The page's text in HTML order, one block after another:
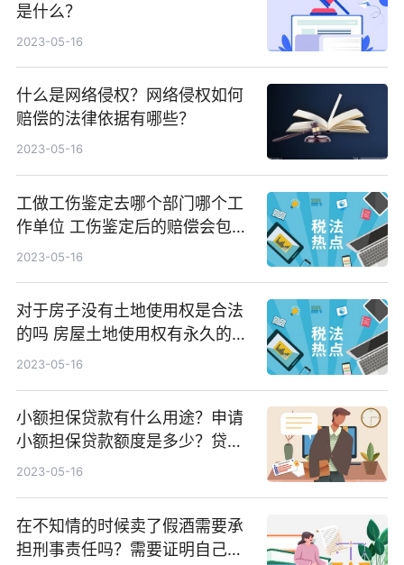
是什么？
2023-05-16
什么是网络侵权？网络侵权如何
赔偿的法律依据有哪些？
2023-05-16
工做工伤鉴定去哪个部门哪个工
作单位 工伤鉴定后的赔偿会包括
哪些？
2023-05-16
对于房子没有土地使用权是合法
的吗 房屋土地使用权有永久的
吗？
2023-05-16
小额担保贷款有什么用途？申请
小额担保贷款额度是多少？贷款
期限有多长？
2023-05-16
在不知情的时候卖了假酒需要承
担刑事责任吗？需要证明自己也